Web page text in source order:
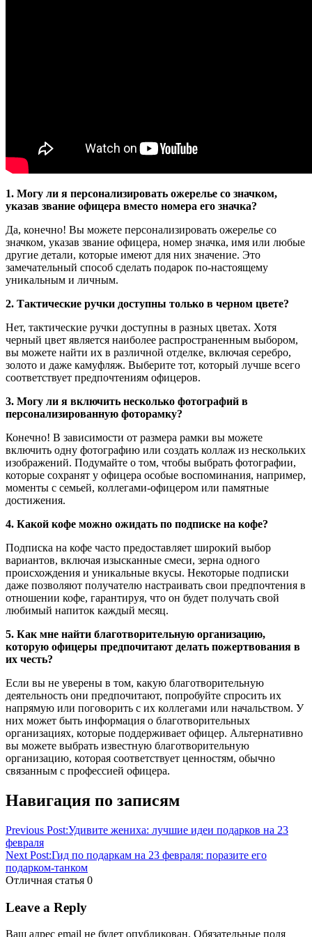
1. Могу ли я персонализировать ожерелье со значком,
указав звание офицера вместо номера его значка?
Да, конечно! Вы можете персонализировать ожерелье со
значком, указав звание офицера, номер значка, имя или любые
другие детали, которые имеют для них значение. Это
замечательный способ сделать подарок по-настоящему
уникальным и личным.
2. Тактические ручки доступны только в черном цвете?
Нет, тактические ручки доступны в разных цветах. Хотя
черный цвет является наиболее распространенным выбором,
вы можете найти их в различной отделке, включая серебро,
золото и даже камуфляж. Выберите тот, который лучше всего
соответствует предпочтениям офицеров.
3. Могу ли я включить несколько фотографий в
персонализированную фоторамку?
Конечно! В зависимости от размера рамки вы можете
включить одну фотографию или создать коллаж из нескольких
изображений. Подумайте о том, чтобы выбрать фотографии,
которые сохранят у офицера особые воспоминания, например,
моменты с семьей, коллегами-офицером или памятные
достижения.
4. Какой кофе можно ожидать по подписке на кофе?
Подписка на кофе часто предоставляет широкий выбор
вариантов, включая изысканные смеси, зерна одного
происхождения и уникальные вкусы. Некоторые подписки
даже позволяют получателю настраивать свои предпочтения в
отношении кофе, гарантируя, что он будет получать свой
любимый напиток каждый месяц.
5. Как мне найти благотворительную организацию,
которую офицеры предпочитают делать пожертвования в
их честь?
Если вы не уверены в том, какую благотворительную
деятельность они предпочитают, попробуйте спросить их
напрямую или поговорить с их коллегами или начальством. У
них может быть информация о благотворительных
организациях, которые поддерживает офицер. Альтернативно
вы можете выбрать известную благотворительную
организацию, которая соответствует ценностям, обычно
связанным с профессией офицера.
Навигация по записям
Previous Post:Удивите жениха: лучшие идеи подарков на 23
февраля
Next Post:Гид по подаркам на 23 февраля: поразите его
подарком-танком
Отличная статья 0
Leave a Reply
Ваш адрес email не будет опубликован. Обязательные поля